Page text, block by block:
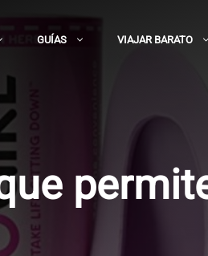
GUÍAS VIAJAR BARATO